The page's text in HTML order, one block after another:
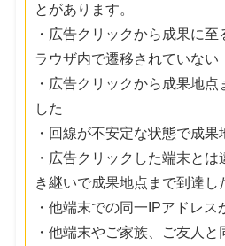
とがあります。
・広告クリックから成果に
ラウザ内で遷移されていない
・広告クリックから成果地
した
・回線が不安定な状態で成果
・広告クリックした端末とは
き継いで成果地点まで到達し
・他端末での同一IPアドレス
・他端末やご家族、ご友人